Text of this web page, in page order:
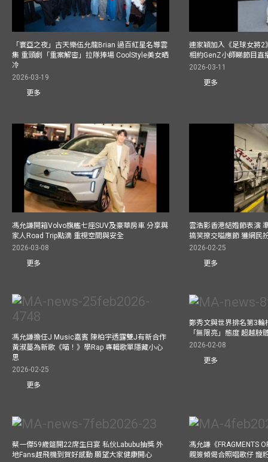
「寰亞之夜」古天樂伍允龍Brian 過百紅星名導雲
集 重頭劇「重案解密」拉隊捧場 CoolStyle美女晒
冷
2026-03-19
更多
連家穎加入《足球女將
相約GenZ小師睇節目直
2026-03-11
更多
馮允謙開箱Volvo旗艦七座SUV及豪華房車 分享與
家人Road Trip點滴 重視空間與安全
2026-03-08
更多
雲浩影香港結婚節表演
搞笑撩交嗌應節 獲網民
2026-02-25
更多
馮允謙擔任J Music嘉賓 陳柏宇透露雙J有新合作
黃淑蔓為新歌《喵！》學Rap 專輯歌單隱藏小心
思
2026-02-25
更多
鄭秀文與世界排名第3輪
「無限亮」態度 超越肢
2026-02-08
更多
蔡一傑59歲筵開22席生日宴 私伙Labubu抽獎 外
地Fans趕飛機到賀好感動 願望大家健康開心
馮允謙《FRAGMENTS
親簽傾偈合照唱歌仔 寵